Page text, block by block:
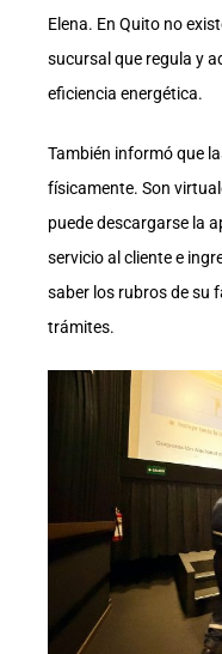
Elena. En Quito no
sucursal que regula y
eficiencia energética.
También informó que
físicamente. Son
puede descargarse la
servicio al cliente e
saber los rubros de su
trámites.